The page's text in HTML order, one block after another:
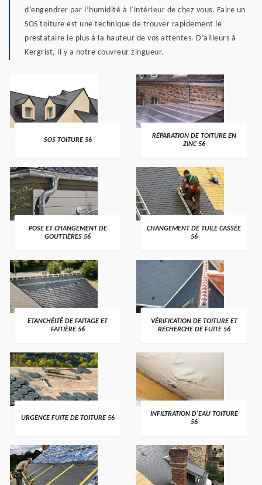
d’engendrer par l’humidité à l’intérieur de chez vous. Faire un
SOS toiture est une technique de trouver rapidement le
prestataire le plus à la hauteur de vos attentes. D’ailleurs à
Kergrist, il y a notre couvreur zingueur.
>
SOS TOITURE 56 >
RÉPARATION DE TOITURE EN
ZINC 56
>
POSE ET CHANGEMENT DE
GOUTTIÈRES 56
>
CHANGEMENT DE TUILE CASSÉE
56
>
ETANCHÉITÉ DE FAITAGE ET
FAITIÈRE 56
>
VÉRIFICATION DE TOITURE ET
RECHERCHE DE FUITE 56
>
URGENCE FUITE DE TOITURE 56 >
INFILTRATION D'EAU TOITURE
56